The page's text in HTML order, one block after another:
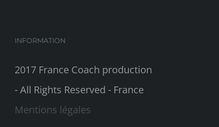
INFORMATION
2017 France Coach production
- All Rights Reserved - France
Mentions légales